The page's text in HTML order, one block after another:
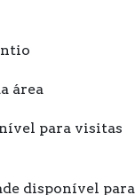
área
para visitas
disponível para